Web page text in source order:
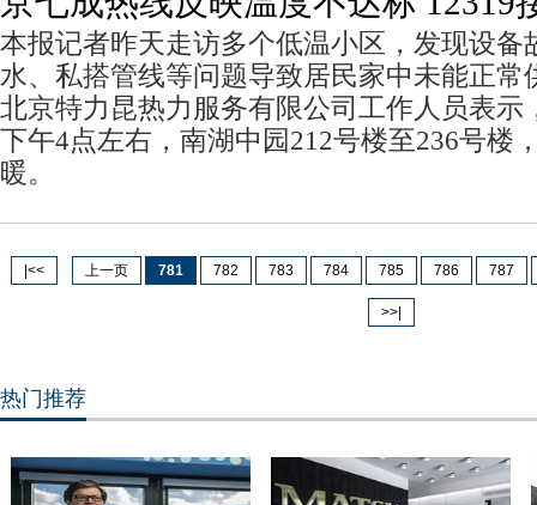
本报记者昨天走访多个低温小区，发现设备
水、私搭管线等问题导致居民家中未能正常
北京特力昆热力服务有限公司工作人员表示
下午4点左右，南湖中园212号楼至236号楼
暖。
|<< 上一页 781 782 783 784 785 786 787
>>|